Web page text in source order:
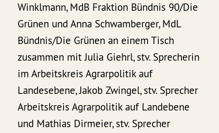
Winklmann, MdB Fraktion Bündnis 90/Die
Grünen und Anna Schwamberger, MdL
Bündnis/Die Grünen an einem Tisch
zusammen mit Julia Giehrl, stv. Sprecherin
im Arbeitskreis Agrarpolitik auf
Landesebene, Jakob Zwingel, stv. Sprecher
Arbeitskreis Agrarpolitik auf Landebene
und Mathias Dirmeier, stv. Sprecher